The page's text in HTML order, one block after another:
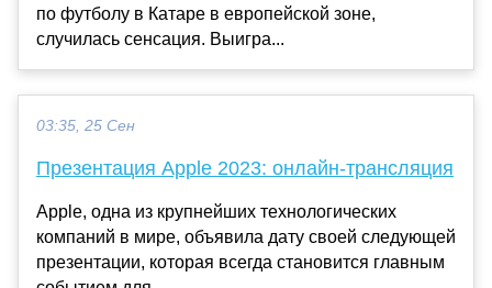
по футболу в Катаре в европейской зоне,
случилась сенсация. Выигра...
03:35, 25 Сен
Презентация Apple 2023: онлайн-трансляция
Apple, одна из крупнейших технологических
компаний в мире, объявила дату своей следующей
презентации, которая всегда становится главным